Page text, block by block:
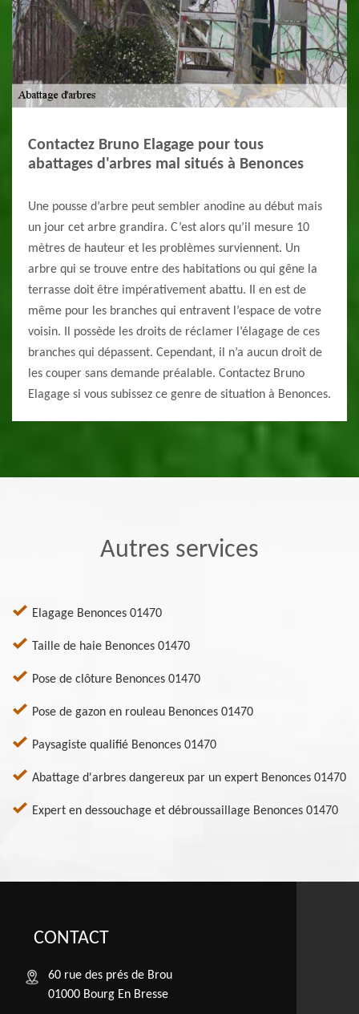
Contactez Bruno Elagage pour tous
abattages d'arbres mal situés à Benonces
Une pousse d’arbre peut sembler anodine au début mais
un jour cet arbre grandira. C’est alors qu’il mesure 10
mètres de hauteur et les problèmes surviennent. Un
arbre qui se trouve entre des habitations ou qui gêne la
terrasse doit être impérativement abattu. Il en est de
même pour les branches qui entravent l’espace de votre
voisin. Il possède les droits de réclamer l’élagage de ces
branches qui dépassent. Cependant, il n’a aucun droit de
les couper sans demande préalable. Contactez Bruno
Elagage si vous subissez ce genre de situation à Benonces.
Autres services
Elagage Benonces 01470
Taille de haie Benonces 01470
Pose de clôture Benonces 01470
Pose de gazon en rouleau Benonces 01470
Paysagiste qualifié Benonces 01470
Abattage d'arbres dangereux par un expert Benonces 01470
Expert en dessouchage et débroussaillage Benonces 01470
CONTACT
60 rue des prés de Brou
01000 Bourg En Bresse